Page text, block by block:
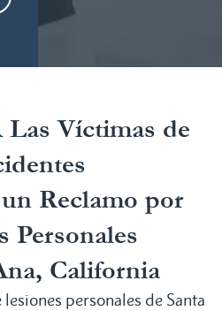
Víctimas de
Reclamo por
Personales
California
personales de Santa